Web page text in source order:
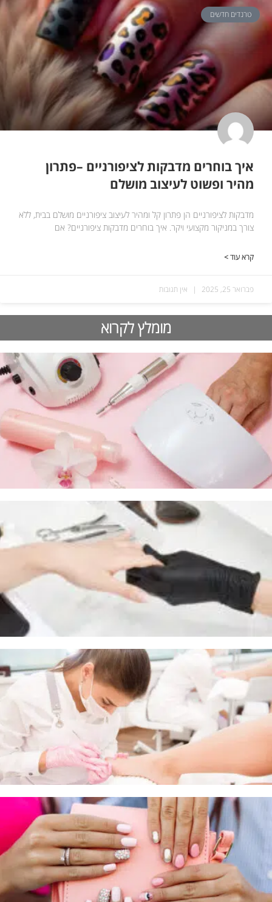
מומלץ לקרוא
טרנדים חדשים
איך בוחרים מדבקות לציפורניים –פתרון
מהיר ופשוט לעיצוב מושלם
מדבקות לציפורניים הן פתרון קל ומהיר לעיצוב ציפורניים מושלם בבית, ללא
צורך במניקור מקצועי ויקר. איך בוחרים מדבקות ציפורניים? אם
קרא עוד >
פברואר 25, 2025 אין תגובות